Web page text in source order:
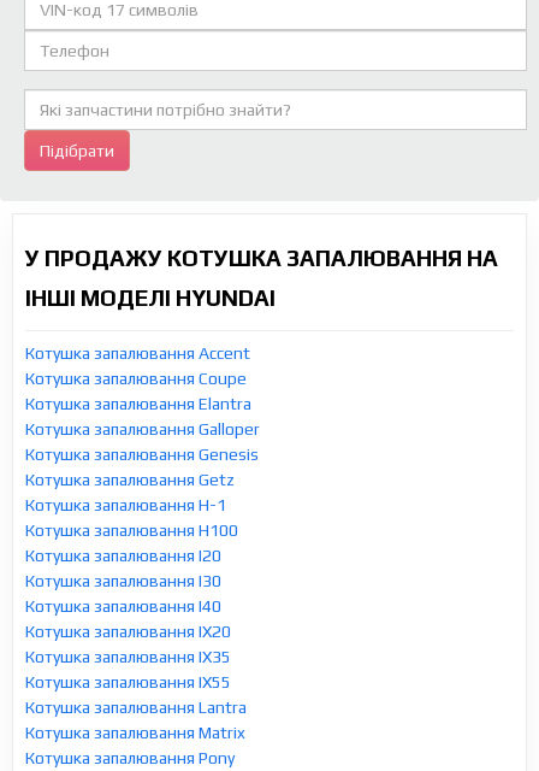
Підібрати
У ПРОДАЖУ КОТУШКА ЗАПАЛЮВАННЯ НА
ІНШІ МОДЕЛІ HYUNDAI
Котушка запалювання Accent
Котушка запалювання Coupe
Котушка запалювання Elantra
Котушка запалювання Galloper
Котушка запалювання Genesis
Котушка запалювання Getz
Котушка запалювання H-1
Котушка запалювання H100
Котушка запалювання I20
Котушка запалювання I30
Котушка запалювання I40
Котушка запалювання IX20
Котушка запалювання IX35
Котушка запалювання IX55
Котушка запалювання Lantra
Котушка запалювання Matrix
Котушка запалювання Pony